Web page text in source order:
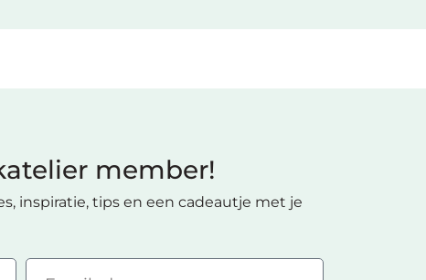
member!
inspiratie, tips en een cadeautje met je